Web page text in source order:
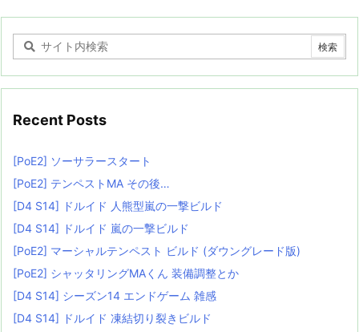
Recent Posts
[PoE2] ソーサラースタート
[PoE2] テンペストMA その後…
[D4 S14] ドルイド 人熊型嵐の一撃ビルド
[D4 S14] ドルイド 嵐の一撃ビルド
[PoE2] マーシャルテンペスト ビルド (ダウングレード版)
[PoE2] シャッタリングMAくん 装備調整とか
[D4 S14] シーズン14 エンドゲーム 雑感
[D4 S14] ドルイド 凍結切り裂きビルド